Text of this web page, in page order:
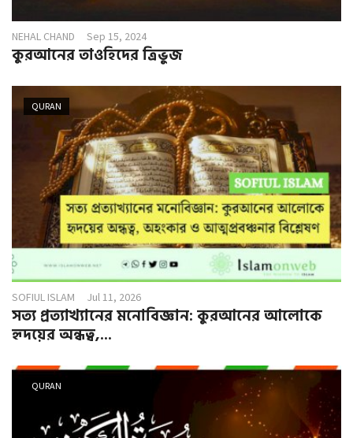
NEHAL CHAND Sep 15, 2024
কুরআনের তাওহিদের ত্রিভুজ
QURAN
SOFIUL ISLAM Jul 11, 2026
সত্য প্রত্যাখ্যানের মনোবিজ্ঞান: কুরআনের আলোকে
হৃদয়ের অন্ধত্ব,...
QURAN